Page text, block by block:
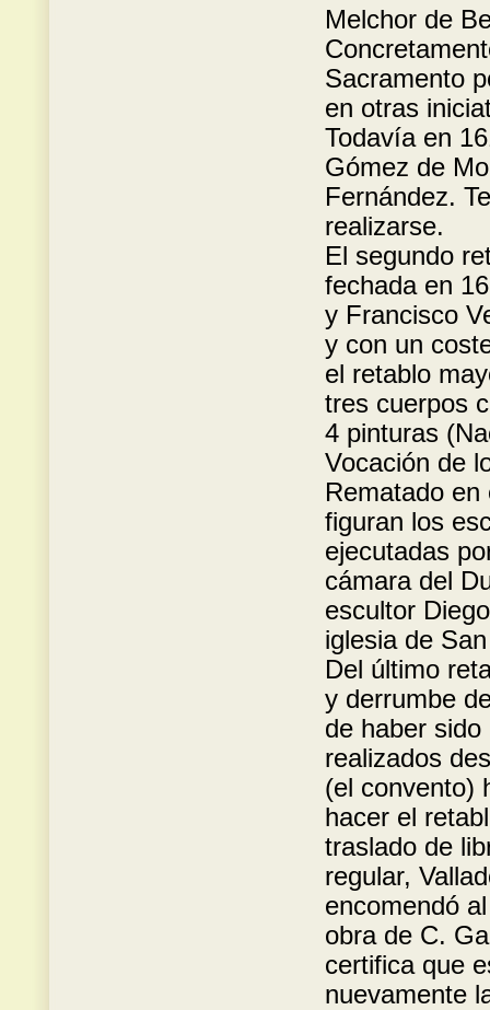
Melchor de
Sacramento
en otras
Todavía en
Gómez de
Fernández.
realizarse.
El segundo
fechada en
y Francisco
y con un
el retablo
tres cuerpos
4 pinturas
Vocación de
Rematado
figuran los
ejecutadas
cámara del
escultor
iglesia de
Del último
y derrumbe
de haber
realizados
(el convento)
hacer el
traslado de
regular,
encomendó
obra de C.
certifica que
nuevamente